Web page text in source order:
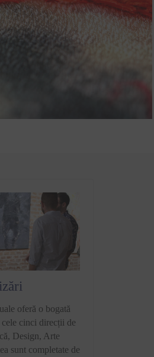
oferă o bogată
cinci direcții de
Design, Arte
sunt completate de